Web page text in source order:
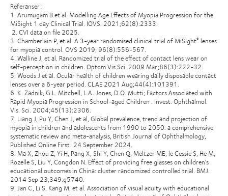
Referanser:
1. Arumugam B et al. Modelling Age Effects of Myopia Progression for the
MiSight 1 day Clinical Trial. IOVS. 2021;62(8):2333.
2. CVI data on file 2025.
3. Chamberlain P, et al. A 3-year randomised clinical trial of MiSight® lenses
for myopia control. OVS 2019; 96(8):556-567.
4. Walline J, et al. Randomized trial of the effect of contact lens wear on
self-perception in children. Optom Vis Sci. 2009 Mar;86(3):222-32.
5. Woods J et al. Ocular health of children wearing daily disposable contact
lenses over a 6-year period. CLAE 2021 Aug;44(4):101391.
6. K. Zadnik, G.L. Mitchell, L.A. Jones, D.O. Mutti; Factors Associated with
Rapid Myopia Progression in School-aged Children . Invest. Ophthalmol.
Vis. Sci. 2004;45(13):2306.
7. Liang J, Pu Y, Chen J, et al, Global prevalence, trend and projection of
myopia in children and adolescents from 1990 to 2050: a comprehensive
systematic review and meta-analysis, British Journal of Ophthalmology,
Published Online First: 24 September 2024.
8. Ma X, Zhou Z, Yi H, Pang X, Shi Y, Chen Q, Meltzer ME, le Cessie S, He M,
Rozelle S, Liu Y, Congdon N. Effect of providing free glasses on children's
educational outcomes in China: cluster randomized controlled trial. BMJ.
2014 Sep 23;349:g5740.
9. Jan C, Li S, Kang M, et al. Association of visual acuity with educational